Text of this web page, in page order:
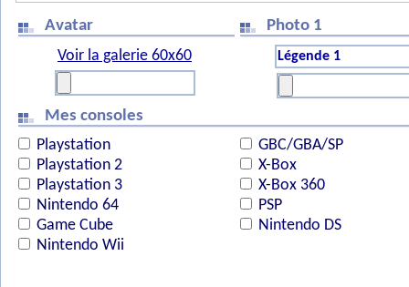
Avatar
Photo 1
Voir la galerie 60x60
Mes consoles
Playstation
Playstation 2
Playstation 3
Nintendo 64
Game Cube
Nintendo Wii
GBC/GBA/SP
X-Box
X-Box 360
PSP
Nintendo DS